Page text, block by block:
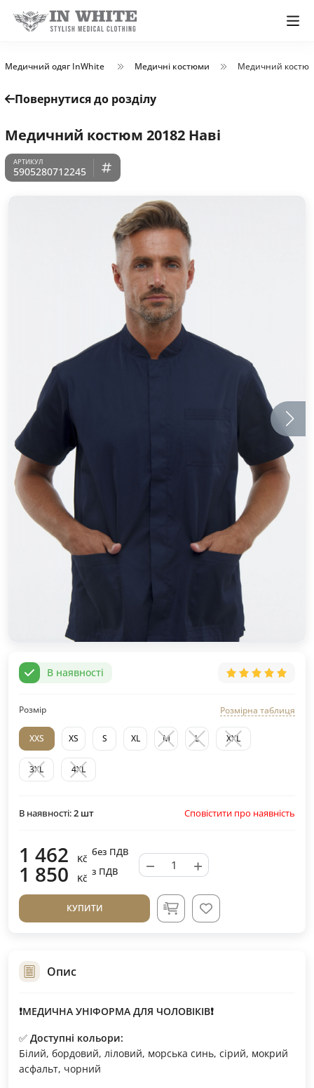
Медичний одяг InWhite Медичні костюми Медичний
Повернутися до розділу
Медичний костюм 20182 Наві
5905280712245
В наявності
Розмір Розмірна таблиця
XXS XS S XL M L XXL
3XL 4XL
В наявності:2 шт Сповістити про наявність
1 462 Kč
без ПДВ
1 850 Kč
з ПДВ − +
КУПИТИ
Опис
❗МЕДИЧНА УНІФОРМА ДЛЯ ЧОЛОВІКІВ❗
✅ Доступні кольори:
Білий, бордовий, ліловий, морська синь, сірий, мокрий
асфальт, чорний